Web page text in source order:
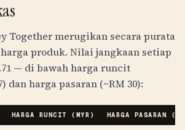
Together merugikan secara purata
produk. Nilai jangkaan setiap
— di bawah harga runcit
) dan harga pasaran (~RM 30):
HARGA RUNCIT ( MYR ) HARGA PASARAN (